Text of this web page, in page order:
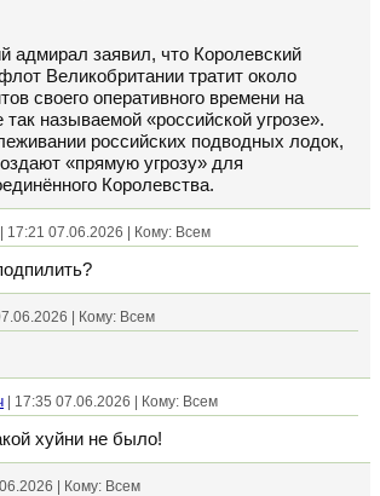
адмирал заявил, что Королевский
Великобритании тратит около
своего оперативного времени на
так называемой «российской угрозе».
российских подводных лодок,
«прямую угрозу» для
Королевства.
| 17:21 07.06.2026 | Кому: Всем
| Кому: Всем
| 17:35 07.06.2026 | Кому: Всем
хуйни не было!
| Кому: Всем